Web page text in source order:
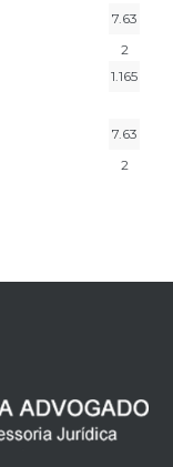
7.63
2
1.165
7.63
2